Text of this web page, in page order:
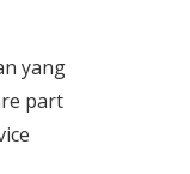
yang
part